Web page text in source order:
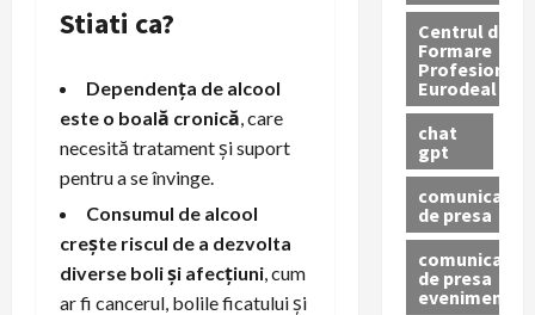
Stiati ca?
Dependența de alcool
este o boală cronică , care
necesită tratament și suport
pentru a se învinge.
Consumul de alcool
crește riscul de a dezvolta
diverse boli și afecțiuni , cum
ar fi cancerul, bolile ficatului și
Centrul de
Formare
Profesionala
Eurodeal
chat
gpt
comunicat
de presa
comunicat
de presa
eveniment